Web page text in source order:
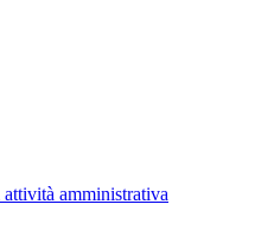
amministrativa